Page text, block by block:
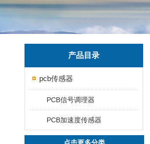
产品目录
pcb传感器
PCB信号调理器
PCB加速度传感器